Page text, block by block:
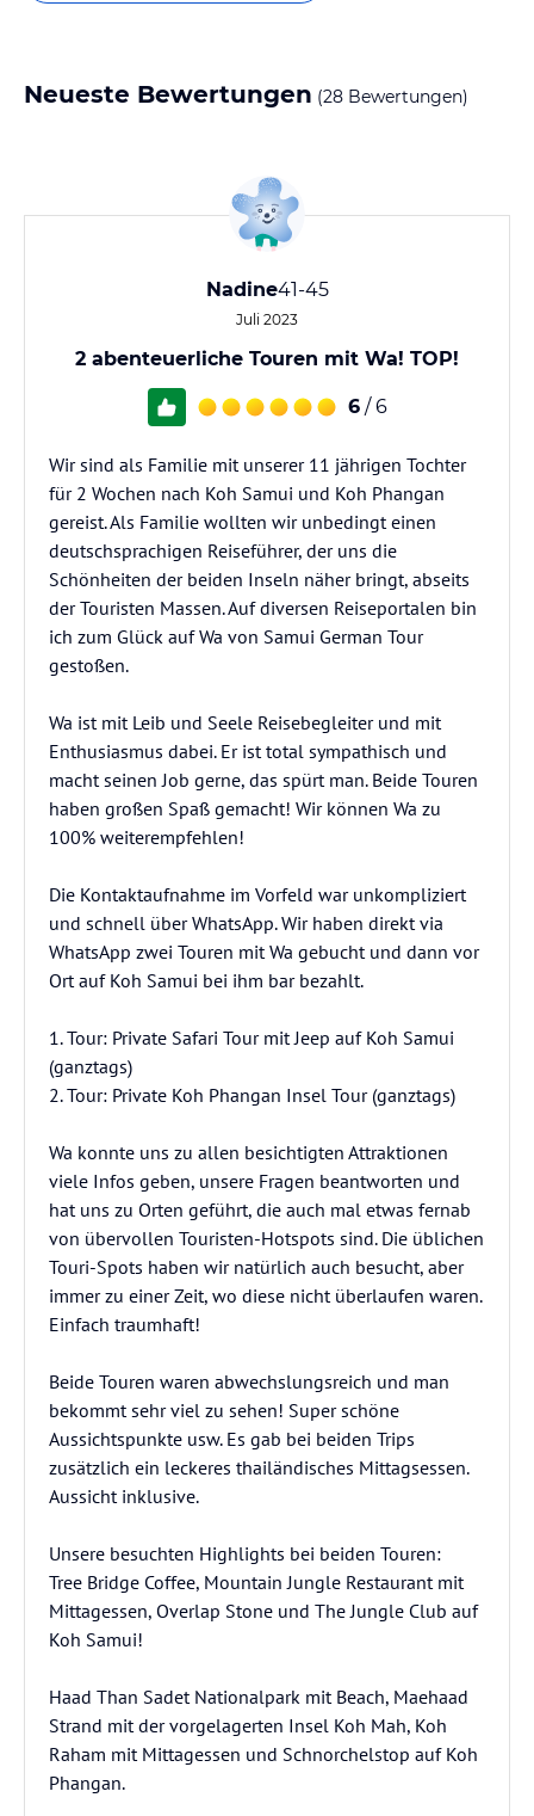
Neueste Bewertungen (28 Bewertungen)
Nadine41-45
Juli 2023
2 abenteuerliche Touren mit Wa! TOP!
6 / 6
Wir sind als Familie mit unserer 11 jährigen Tochter
für 2 Wochen nach Koh Samui und Koh Phangan
gereist. Als Familie wollten wir unbedingt einen
deutschsprachigen Reiseführer, der uns die
Schönheiten der beiden Inseln näher bringt, abseits
der Touristen Massen. Auf diversen Reiseportalen bin
ich zum Glück auf Wa von Samui German Tour
gestoßen.
Wa ist mit Leib und Seele Reisebegleiter und mit
Enthusiasmus dabei. Er ist total sympathisch und
macht seinen Job gerne, das spürt man. Beide Touren
haben großen Spaß gemacht! Wir können Wa zu
100% weiterempfehlen!
Die Kontaktaufnahme im Vorfeld war unkompliziert
und schnell über WhatsApp. Wir haben direkt via
WhatsApp zwei Touren mit Wa gebucht und dann vor
Ort auf Koh Samui bei ihm bar bezahlt.
1. Tour: Private Safari Tour mit Jeep auf Koh Samui
(ganztags)
2. Tour: Private Koh Phangan Insel Tour (ganztags)
Wa konnte uns zu allen besichtigten Attraktionen
viele Infos geben, unsere Fragen beantworten und
hat uns zu Orten geführt, die auch mal etwas fernab
von übervollen Touristen-Hotspots sind. Die üblichen
Touri-Spots haben wir natürlich auch besucht, aber
immer zu einer Zeit, wo diese nicht überlaufen waren.
Einfach traumhaft!
Beide Touren waren abwechslungsreich und man
bekommt sehr viel zu sehen! Super schöne
Aussichtspunkte usw. Es gab bei beiden Trips
zusätzlich ein leckeres thailändisches Mittagsessen.
Aussicht inklusive.
Unsere besuchten Highlights bei beiden Touren:
Tree Bridge Coffee, Mountain Jungle Restaurant mit
Mittagessen, Overlap Stone und The Jungle Club auf
Koh Samui!
Haad Than Sadet Nationalpark mit Beach, Maehaad
Strand mit der vorgelagerten Insel Koh Mah, Koh
Raham mit Mittagessen und Schnorchelstop auf Koh
Phangan.